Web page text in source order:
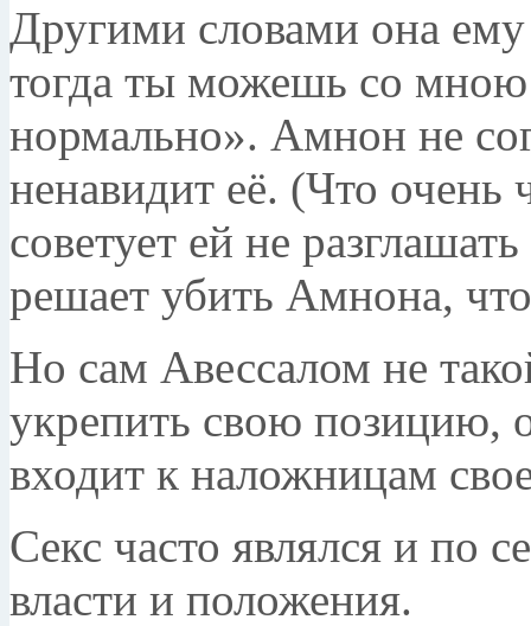
Другими словами она
тогда ты можешь со мною
нормально». Амнон не
ненавидит её. (Что очень
советует ей не
решает убить Амнона,
Но сам Авессалом не
укрепить свою позицию,
входит к наложницам
Секс часто являлся и по
власти и положения.